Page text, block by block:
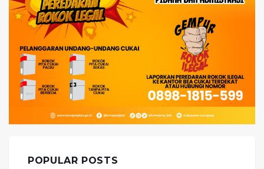
POPULAR POSTS